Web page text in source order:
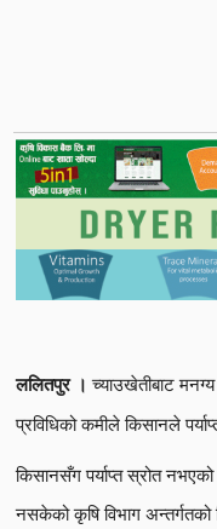
ललितपुर । च्याउखेतीबाट
प्रविधिको कमीले किसानले
किसानसँग पर्याप्त स्रोत
नसकेको कृषि विभाग